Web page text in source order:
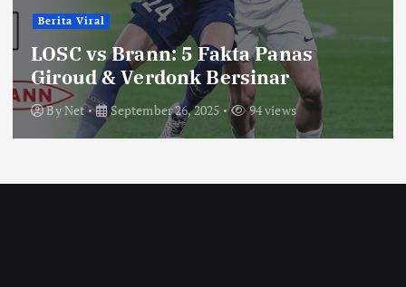
Berita Viral
LOSC vs Brann: 5 Fakta Panas
Giroud & Verdonk Bersinar
ByNet September 26, 2025 94 views